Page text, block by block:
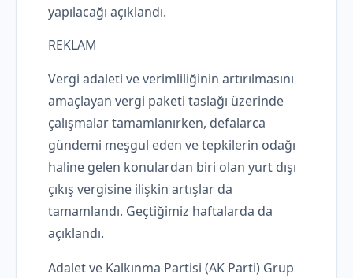
yapılacağı açıklandı.
REKLAM
Vergi adaleti ve verimliliğinin artırılmasını
amaçlayan vergi paketi taslağı üzerinde
çalışmalar tamamlanırken, defalarca
gündemi meşgul eden ve tepkilerin odağı
haline gelen konulardan biri olan yurt dışı
çıkış vergisine ilişkin artışlar da
tamamlandı. Geçtiğimiz haftalarda da
açıklandı.
Adalet ve Kalkınma Partisi (AK Parti) Grup